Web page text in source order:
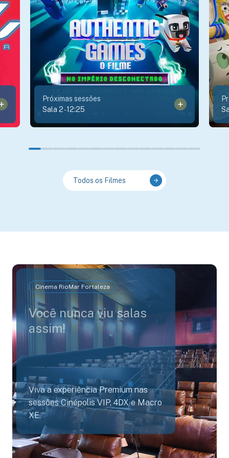
Próximas sessões
Sala 2-12:25
Todos os Filmes
Cinema RioMar Fortaleza
Você nunca viu salas
assim!
Viva a experiência Premium nas
sessões Cinépolis VIP, 4DX e Macro
XE.